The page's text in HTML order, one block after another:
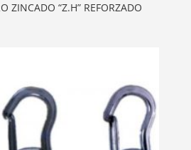
ZINCADO “Z.H” REFORZADO